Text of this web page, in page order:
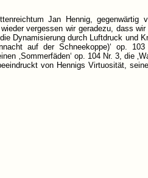
Jan Hennig,
vergessen wir geradezu, dass
Dynamisierung durch Luftdruck und
auf der Schneekoppe)‘ op.
‚Sommerfäden‘ op. 104 Nr. 3, die
von Hennigs Virtuosität,